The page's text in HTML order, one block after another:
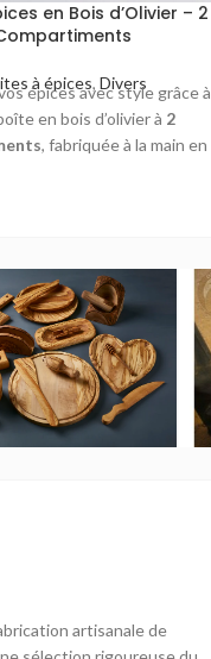
en Bois d’Olivier – 2
à épices, Divers
épices avec style grâce à
en bois d’olivier à 2
, fabriquée à la main en
artisanale de